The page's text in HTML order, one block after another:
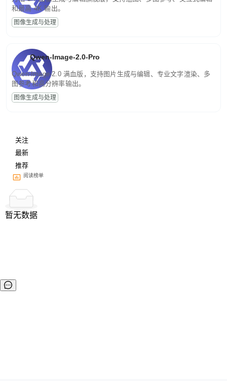
和最高 4K 输出。
图像生成与处理
Qwen-Image-2.0-Pro
Qwen-Image-2.0 满血版，支持图片生成与编辑、专业文字渲染、多
图参考和高分辨率输出。
图像生成与处理
关注
最新
推荐
阅读榜单
暂无数据